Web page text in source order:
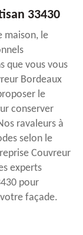
33430
maison, le
que vous vous
Bordeaux
le
conserver
ravaleurs à
selon le
Couvreur
experts
pour
façade.